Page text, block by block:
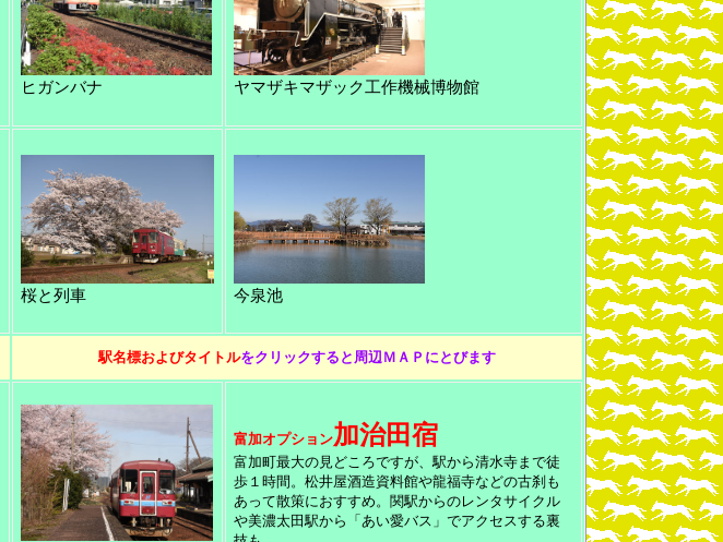
ヒガンバナ ヤマザキマザック工作機械博物館
桜と列車 今泉池
駅名標およびタイトルをクリックすると周辺ＭＡＰにとびます
富加オプション加治田宿
富加町最大の見どころですが、駅から清水寺まで徒
歩１時間。松井屋酒造資料館や龍福寺などの古刹も
あって散策におすすめ。関駅からのレンタサイクル
や美濃太田駅から「あい愛バス」でアクセスする裏